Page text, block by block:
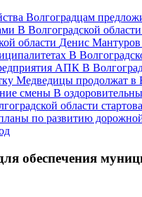
Волгоградцам
В Волгоградской
Денис Мантуров
В
В
Медведицы продолжат в
В
области
обеспечения